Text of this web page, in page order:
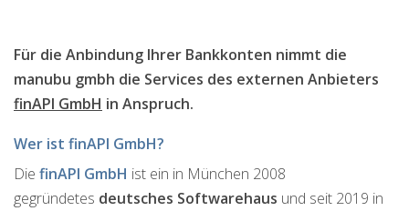
Für die Anbindung Ihrer Bankkonten nimmt die
manubu gmbh die Services des externen Anbieters
finAPI GmbH in Anspruch.
Wer ist finAPI GmbH?
Die finAPI GmbH ist ein in München 2008
gegründetes deutsches Softwarehaus und seit 2019 in